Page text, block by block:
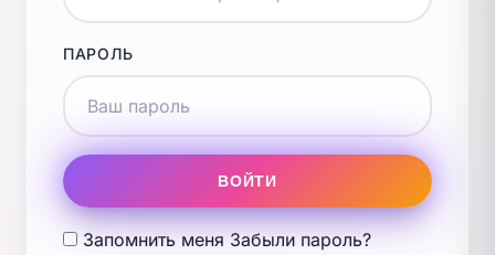
ПАРОЛЬ
ВОЙТИ
Запомнить меня Забыли пароль?